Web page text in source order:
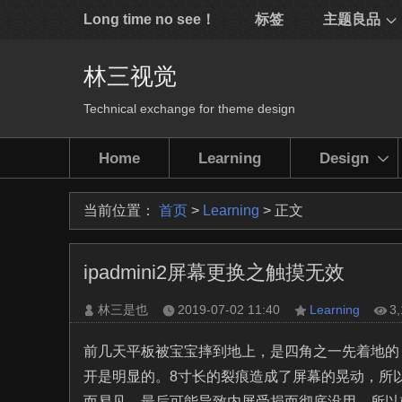
Long time no see！ 标签 主题良品
林三视觉
Technical exchange for theme design
Home Learning Design
当前位置： 首页 > Learning > 正文
ipadmini2屏幕更换之触摸无效
林三是也 2019-07-02 11:40 Learning
前几天平板被宝宝摔到地上，是四角之一先着地
开是明显的。8寸长的裂痕造成了屏幕的晃动，